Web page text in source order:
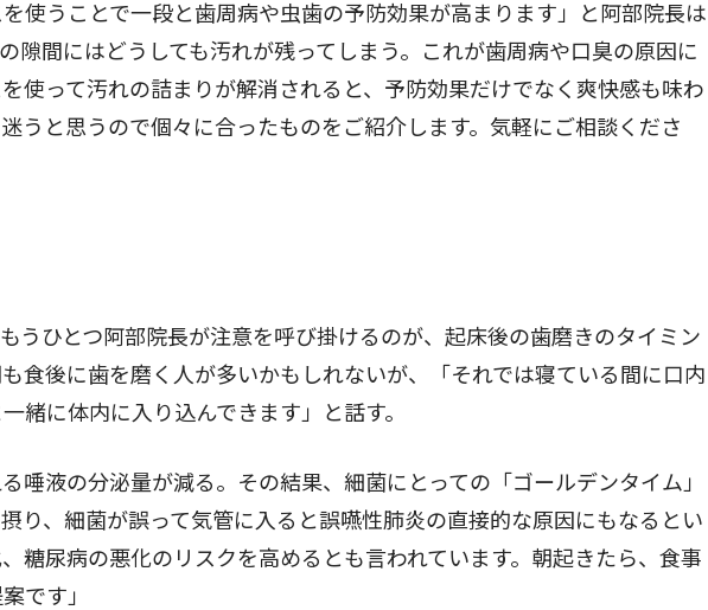
使うことで一段と歯周病や虫歯の予防効果が高まります」と阿部院長は
隙間にはどうしても汚れが残ってしまう。これが歯周病や口臭の原因に
使って汚れの詰まりが解消されると、予防効果だけでなく爽快感も味わ
うと思うので個々に合ったものをご紹介します。気軽にご相談くださ
うひとつ阿部院長が注意を呼び掛けるのが、起床後の歯磨きのタイミン
食後に歯を磨く人が多いかもしれないが、「それでは寝ている間に口内
緒に体内に入り込んできます」と話す。
唾液の分泌量が減る。その結果、細菌にとっての「ゴールデンタイム」
り、細菌が誤って気管に入ると誤嚥性肺炎の直接的な原因にもなるとい
糖尿病の悪化のリスクを高めるとも言われています。朝起きたら、食事
です」